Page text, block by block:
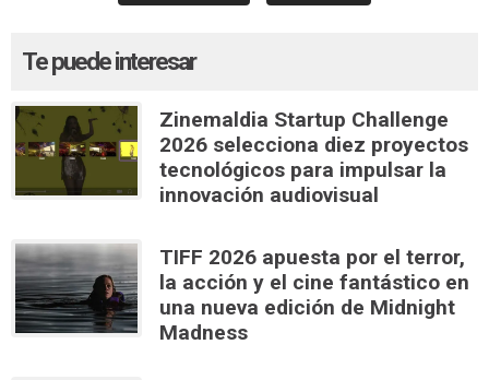
Te puede interesar
Zinemaldia Startup Challenge
2026 selecciona diez proyectos
tecnológicos para impulsar la
innovación audiovisual
TIFF 2026 apuesta por el terror,
la acción y el cine fantástico en
una nueva edición de Midnight
Madness